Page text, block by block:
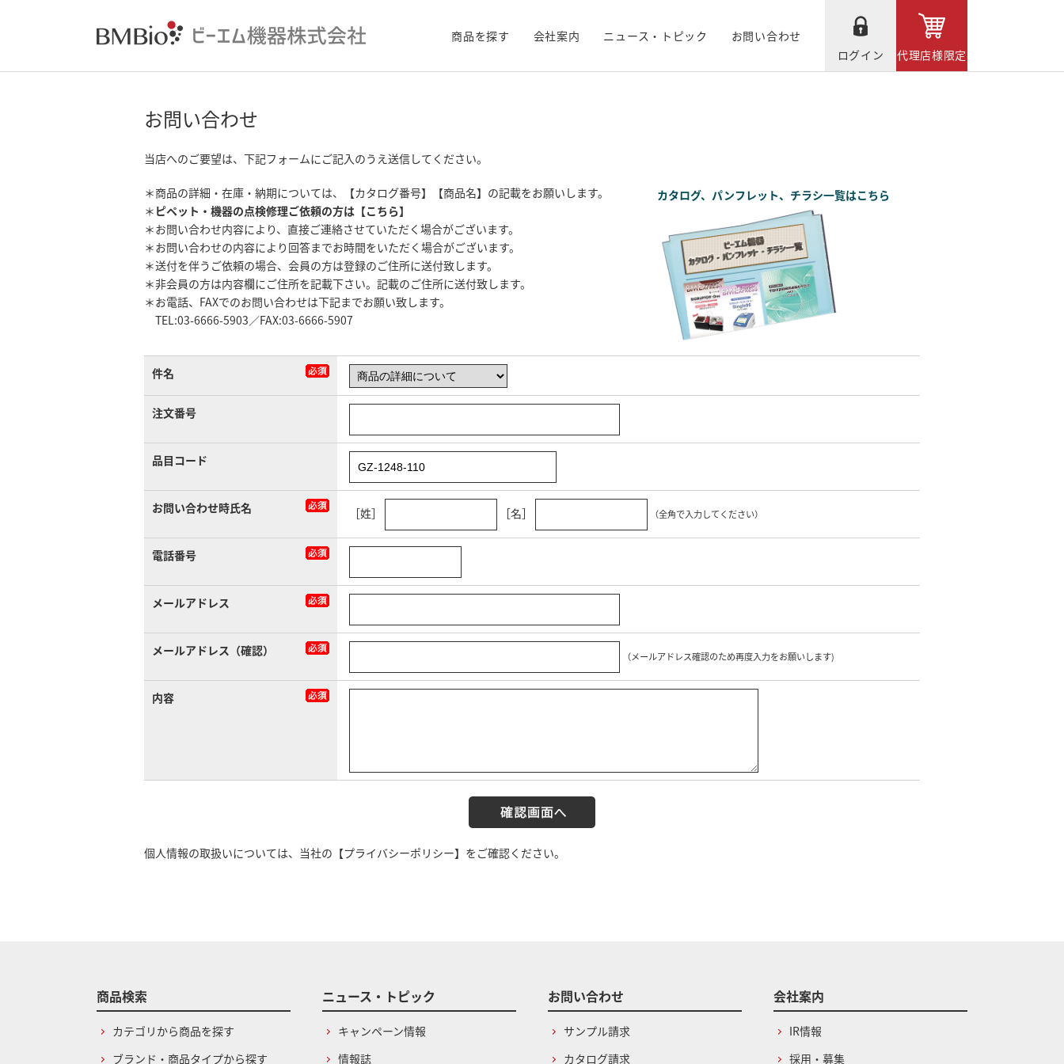
商品を探す 会社案内 ニュース・トピック
お問い合わせ
ログイン
代理店様限定
お問い合わせ
当店へのご要望は、下記フォームにご記入のうえ送信してください。
＊商品の詳細・在庫・納期については、【カタログ番号】【商品名】の記載をお願いします。
＊ ピペット・機器の点検修理ご依頼の方は【こちら】
＊お問い合わせ内容により、直接ご連絡させていただく場合がございます。
＊お問い合わせの内容により回答までお時間をいただく場合がございます。
＊送付を伴うご依頼の場合、会員の方は登録のご住所に送付致します。
＊非会員の方は内容欄にご住所を記載下さい。記載のご住所に送付致します。
＊お電話、FAXでのお問い合わせは下記までお願い致します。
TEL:03-6666-5903／FAX:03-6666-5907
カタログ、パンフレット、チラシ一覧はこちら
件名
注文番号
品目コード
お問い合わせ時氏名 ［姓］ ［名］ （全角で入力してください）
電話番号
メールアドレス
メールアドレス（確認） （メールアドレス確認のため再度入力をお願いします)
内容
個人情報の取扱いについては、当社の 【プライバシーポリシー】 をご確認ください。
商品検索
カテゴリから商品を探す
ブランド・商品タイプから探す
ニュース・トピック
キャンペーン情報
情報誌
お問い合わせ
サンプル請求
カタログ請求
会社案内
IR情報
採用・募集